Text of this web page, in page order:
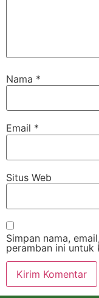
Nama *
Email *
Situs Web
Simpan nama,
peramban ini untuk